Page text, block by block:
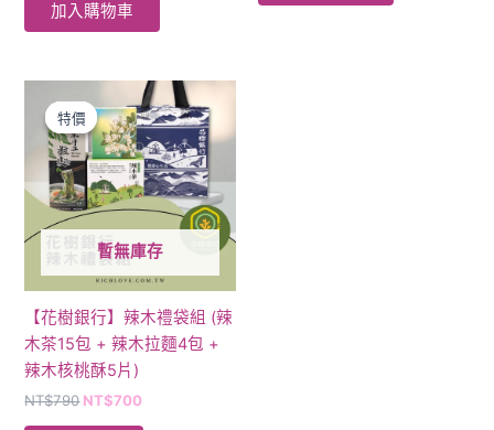
加入購物車
特價
暫無庫存
特價
【花樹銀行】辣木禮袋組 (辣
木茶15包 + 辣木拉麵4包 +
辣木核桃酥5片)
NT$790
始
價
格：
NT$790。
NT$700
目
前
價
格：
NT$700。